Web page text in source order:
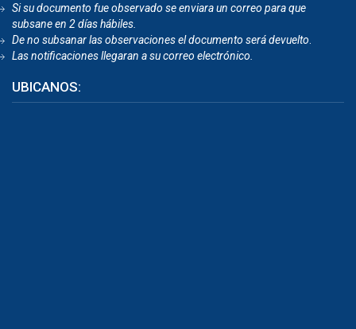
Si su documento fue observado se enviara un correo para que
subsane en 2 días hábiles.
De no subsanar las observaciones el documento será devuelto.
Las notificaciones llegaran a su correo electrónico.
UBICANOS: